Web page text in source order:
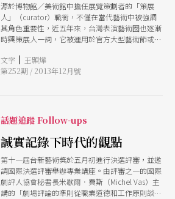
源於博物館／美術館中擔任展覽策劃者的「策展
人」（curator）職銜，不僅在當代藝術中被強調
其角色重要性，近五年來，台灣表演藝術圈也逐漸
時興策展人一詞，它被運用於官方大型藝術節或民
自我詮釋。然而對劇場來說，策展人／策展是一種
什麼概念，它所涵蓋的工作內容又是什麼？它與視
展，以強調概念先行的規劃方式，邀集楊景翔、廖
俊凱、葉志偉、陶維均四位導演在主題框架中進行
創作，在前製期透過策展人與導演共同討論的過
程，定案節目內容與創作方向，呈現出個別節目與
整體劇展間的對話狀態。以此為例作為一種策展方
法，它是否有其他詮釋的可能，策展工作與單一作
品的生產情境意味了什麼？ 刊邀請臺北藝術節藝
術總監耿一偉、視覺藝術獨立策展人秦雅君及新點
文字 | 王顥燁
第252期 / 2013年12月號
話題追蹤 Follow-ups
誠實記錄下時代的觀點
第十一屆台新藝術獎於五月初進行決選評審，並邀
請國際決選評審舉辦專業講座。由評審之一的國際
劇評人協會秘書長米歇爾．費斯（Michel Vas）主
講的「劇場評論的準則從職業道德和工作原則談